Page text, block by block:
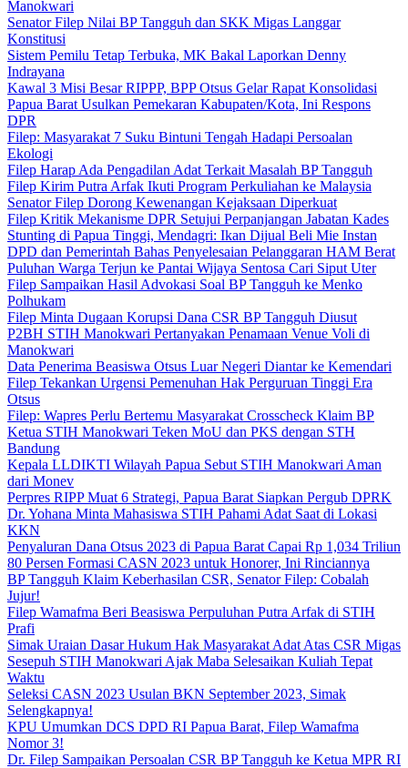
Manokwari
Senator Filep Nilai BP Tangguh dan SKK Migas Langgar
Konstitusi
Sistem Pemilu Tetap Terbuka, MK Bakal Laporkan Denny
Indrayana
Kawal 3 Misi Besar RIPPP, BPP Otsus Gelar Rapat Konsolidasi
Papua Barat Usulkan Pemekaran Kabupaten/Kota, Ini Respons
DPR
Filep: Masyarakat 7 Suku Bintuni Tengah Hadapi Persoalan
Ekologi
Filep Harap Ada Pengadilan Adat Terkait Masalah BP Tangguh
Filep Kirim Putra Arfak Ikuti Program Perkuliahan ke Malaysia
Senator Filep Dorong Kewenangan Kejaksaan Diperkuat
Filep Kritik Mekanisme DPR Setujui Perpanjangan Jabatan Kades
Stunting di Papua Tinggi, Mendagri: Ikan Dijual Beli Mie Instan
DPD dan Pemerintah Bahas Penyelesaian Pelanggaran HAM Berat
Puluhan Warga Terjun ke Pantai Wijaya Sentosa Cari Siput Uter
Filep Sampaikan Hasil Advokasi Soal BP Tangguh ke Menko
Polhukam
Filep Minta Dugaan Korupsi Dana CSR BP Tangguh Diusut
P2BH STIH Manokwari Pertanyakan Penamaan Venue Voli di
Manokwari
Data Penerima Beasiswa Otsus Luar Negeri Diantar ke Kemendari
Filep Tekankan Urgensi Pemenuhan Hak Perguruan Tinggi Era
Otsus
Filep: Wapres Perlu Bertemu Masyarakat Crosscheck Klaim BP
Ketua STIH Manokwari Teken MoU dan PKS dengan STH
Bandung
Kepala LLDIKTI Wilayah Papua Sebut STIH Manokwari Aman
dari Monev
Perpres RIPP Muat 6 Strategi, Papua Barat Siapkan Pergub DPRK
Dr. Yohana Minta Mahasiswa STIH Pahami Adat Saat di Lokasi
KKN
Penyaluran Dana Otsus 2023 di Papua Barat Capai Rp 1,034 Triliun
80 Persen Formasi CASN 2023 untuk Honorer, Ini Rinciannya
BP Tangguh Klaim Keberhasilan CSR, Senator Filep: Cobalah
Jujur!
Filep Wamafma Beri Beasiswa Perpuluhan Putra Arfak di STIH
Prafi
Simak Uraian Dasar Hukum Hak Masyarakat Adat Atas CSR Migas
Sesepuh STIH Manokwari Ajak Maba Selesaikan Kuliah Tepat
Waktu
Seleksi CASN 2023 Usulan BKN September 2023, Simak
Selengkapnya!
KPU Umumkan DCS DPD RI Papua Barat, Filep Wamafma
Nomor 3!
Dr. Filep Sampaikan Persoalan CSR BP Tangguh ke Ketua MPR RI